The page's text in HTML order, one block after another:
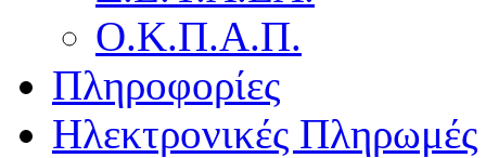
Ο.Κ.Π.Α.Π.
Πληροφορίες
Ηλεκτρονικές Πληρωμές